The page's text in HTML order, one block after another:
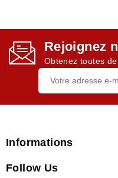
Rejoignez
Obtenez toutes
Informations
Follow Us